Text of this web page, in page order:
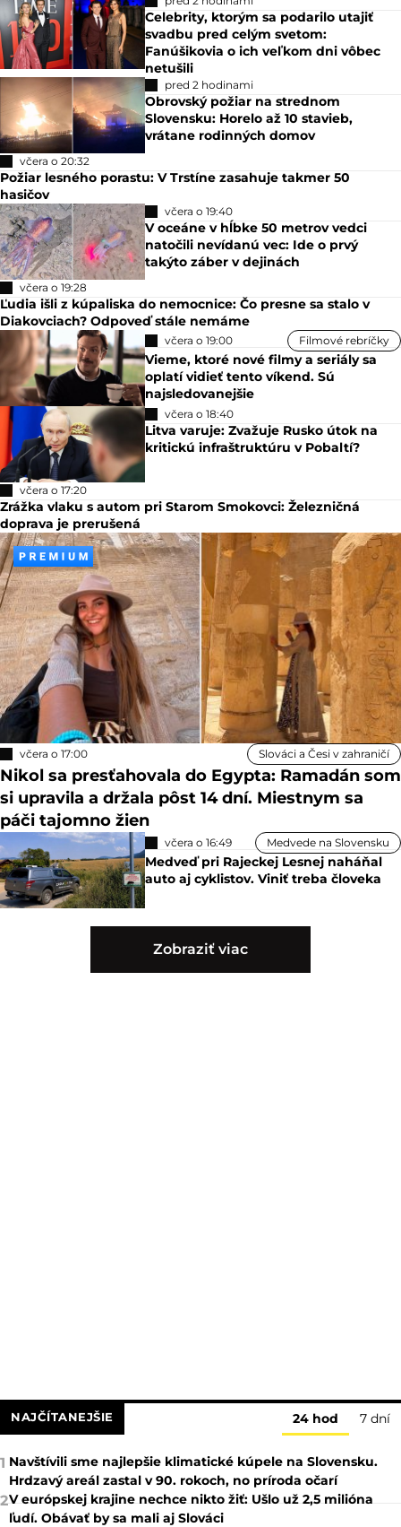
Celebrity, ktorým sa podarilo utajiť
svadbu pred celým svetom:
Fanúšikovia o ich veľkom dni vôbec
netušili
pred 2 hodinami
Obrovský požiar na strednom
Slovensku: Horelo až 10 stavieb,
vrátane rodinných domov
včera o 20:32
Požiar lesného porastu: V Trstíne zasahuje takmer 50
hasičov
včera o 19:40
V oceáne v hĺbke 50 metrov vedci
natočili nevídanú vec: Ide o prvý
takýto záber v dejinách
včera o 19:28
Ľudia išli z kúpaliska do nemocnice: Čo presne sa stalo v
Diakovciach? Odpoveď stále nemáme
včera o 19:00 Filmové rebríčky
Vieme, ktoré nové filmy a seriály sa
oplatí vidieť tento víkend. Sú
najsledovanejšie
včera o 18:40
Litva varuje: Zvažuje Rusko útok na
kritickú infraštruktúru v Pobaltí?
včera o 17:20
Zrážka vlaku s autom pri Starom Smokovci: Železničná
doprava je prerušená
včera o 17:00 Slováci a Česi v zahraničí
Nikol sa presťahovala do Egypta: Ramadán som
si upravila a držala pôst 14 dní. Miestnym sa
páči tajomno žien
včera o 16:49 Medvede na Slovensku
Medveď pri Rajeckej Lesnej naháňal
auto aj cyklistov. Viniť treba človeka
Zobraziť viac
NAJČÍTANEJŠIE 24 hod 7 dní
1 Navštívili sme najlepšie klimatické kúpele na Slovensku.
Hrdzavý areál zastal v 90. rokoch, no príroda očarí
2V európskej krajine nechce nikto žiť: Ušlo už 2,5 milióna
ľudí. Obávať by sa mali aj Slováci